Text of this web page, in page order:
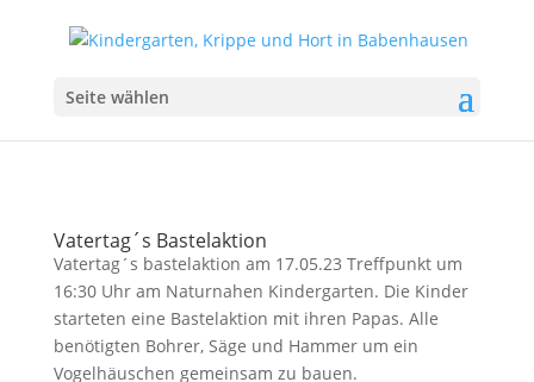
Seite wählen
Vatertag´s Bastelaktion
Vatertag´s bastelaktion am 17.05.23 Treffpunkt um
16:30 Uhr am Naturnahen Kindergarten. Die Kinder
starteten eine Bastelaktion mit ihren Papas. Alle
benötigten Bohrer, Säge und Hammer um ein
Vogelhäuschen gemeinsam zu bauen.